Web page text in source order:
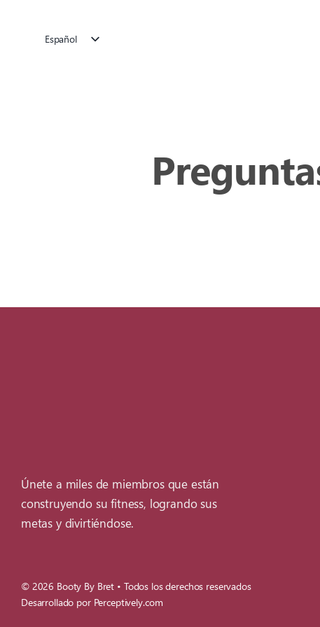
Español
Únete a miles de miembros que están
construyendo su fitness, logrando sus
metas y divirtiéndose.
© 2026 Booty By Bret • Todos los derechos reservados
Desarrollado por Perceptively.com